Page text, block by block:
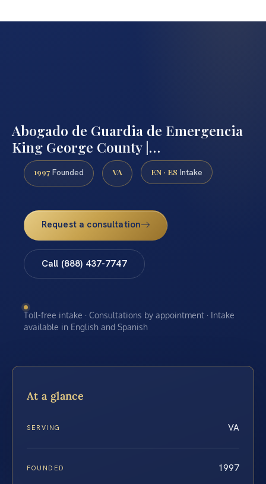
Abogado de Guardia de Emergencia
King George County |…
1997 Founded VA EN · ES Intake
Request a consultation
Call (888) 437-7747
Toll-free intake · Consultations by appointment · Intake
available in English and Spanish
At a glance
SERVING VA
FOUNDED 1997